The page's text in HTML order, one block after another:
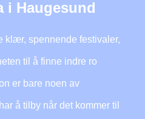
i Haugesund
klær, spennende festivaler,
til å finne indre ro
er bare noen av
å tilby når det kommer til